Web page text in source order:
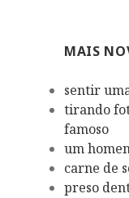
MAIS
sentir
tirando
famoso
um
carne de
preso